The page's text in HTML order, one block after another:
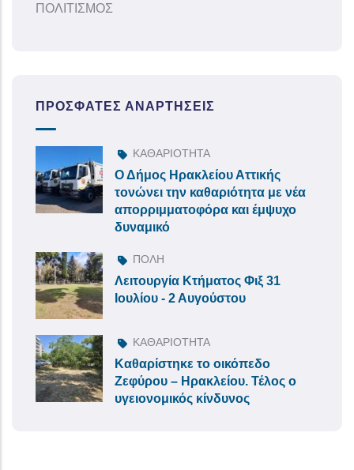
ΠΟΛΙΤΙΣΜΟΣ
ΠΡΌΣΦΑΤΕΣ ΑΝΑΡΤΉΣΕΙΣ
ΚΑΘΑΡΙΟΤΗΤΑ
Ο Δήμος Ηρακλείου Αττικής
τονώνει την καθαριότητα με νέα
απορριμματοφόρα και έμψυχο
δυναμικό
ΠΟΛΗ
Λειτουργία Κτήματος Φιξ 31
Ιουλίου - 2 Αυγούστου
ΚΑΘΑΡΙΟΤΗΤΑ
Καθαρίστηκε το οικόπεδο
Ζεφύρου – Ηρακλείου. Τέλος ο
υγειονομικός κίνδυνος